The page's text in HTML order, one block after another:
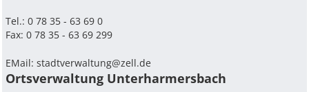
Tel.: 0 78 35 - 63 69 0
Fax: 0 78 35 - 63 69 299
EMail:stadtverwaltung@zell.de
Ortsverwaltung Unterharmersbach